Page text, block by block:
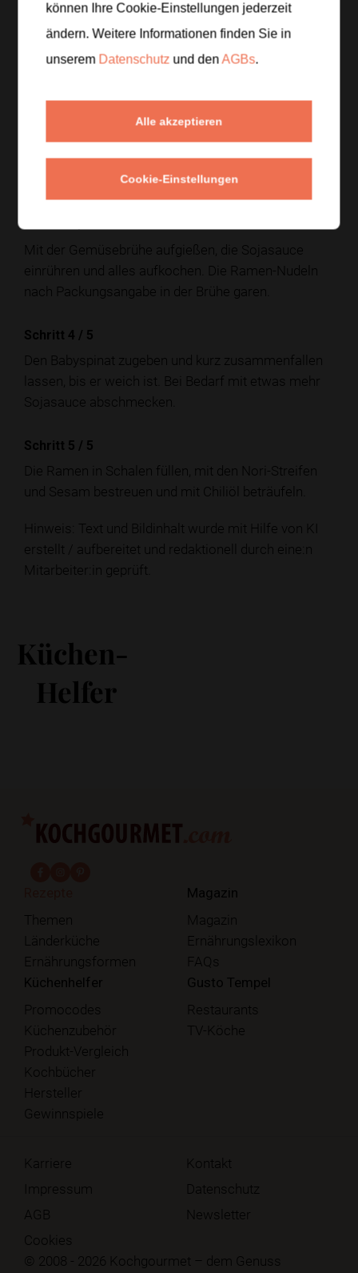
Schritt 1 5
Die Shiitake-Pilze putzen und in Scheiben schneiden,
den Babyspinat waschen. Die Nori-Blätter in Streifen
Die Shiitake-Pilze in einem Topf anrösten, bis sie
goldbraun sind und duften.
Mit der Gemüsebrühe aufgießen, die Sojasauce
einrühren und alles aufkochen. Die Ramen-Nudeln
nach Packungsangabe in der Brühe garen.
Schritt 4 / 5
Den Babyspinat zugeben und kurz zusammenfallen
lassen, bis er weich ist. Bei Bedarf mit etwas mehr
Sojasauce abschmecken.
Schritt 5 / 5
Die Ramen in Schalen füllen, mit den Nori-Streifen
und Sesam bestreuen und mit Chiliöl beträufeln.
Hinweis: Text und Bildinhalt wurde mit Hilfe von KI
erstellt / aufbereitet und redaktionell durch eine:n
Mitarbeiter:in geprüft.
Küchen-
Helfer
Themen
Länderküche
Ernährungsformen
Magazin
Magazin
Ernährungslexikon
FAQs
Küchenhelfer
Promocodes
Küchenzubehör
Produkt-Vergleich
Kochbücher
Hersteller
Gewinnspiele
Gusto Tempel
Restaurants
TV-Köche
© 2008 - 2026 Kochgourmet – dem Genuss
Karriere
Kontakt
Impressum
Datenschutz
AGB
Newsletter
Cookies
können Ihre Cookie-Einstellungen jederzeit
ändern. Weitere Informationen finden Sie in
unserem Datenschutz und denAGBs.
Alle akzeptieren
Cookie-Einstellungen